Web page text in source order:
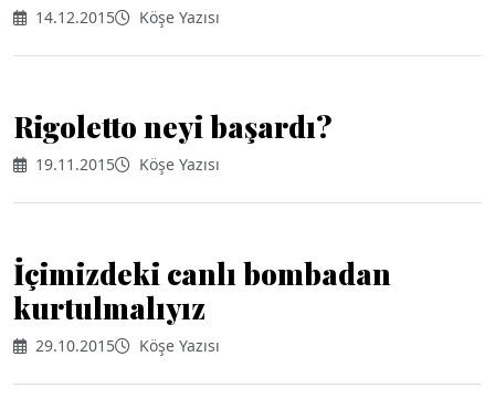
14.12.2015 Köşe Yazısı
Rigoletto neyi başardı?
19.11.2015 Köşe Yazısı
İçimizdeki canlı bombadan
kurtulmalıyız
29.10.2015 Köşe Yazısı